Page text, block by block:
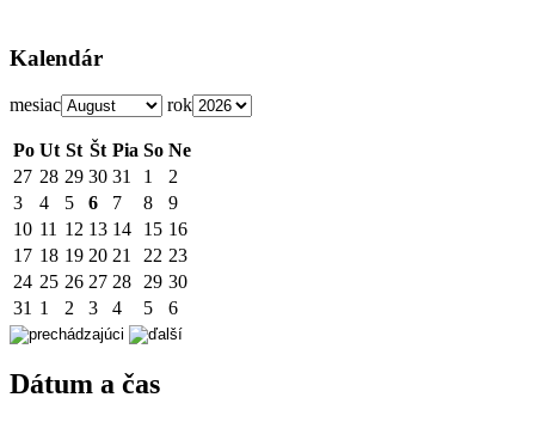
Kalendár
mesiac rok
Po Ut St Št Pia So Ne
27 28 29 30 31 1
2
3
4 5 6 7 8
9
10 11 12 13 14 15 16
17 18 19 20 21 22 23
24 25 26 27 28 29 30
31 1 2 3 4 5 6
Dátum a čas